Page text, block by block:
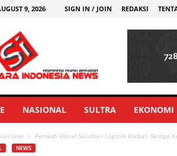
9, 2026 SIGN IN / JOIN REDAKSI
NASIONAL SULTRA EKONOMI
Pemkab Halsel Salurkan Logistik Korban Gempa
NEWS